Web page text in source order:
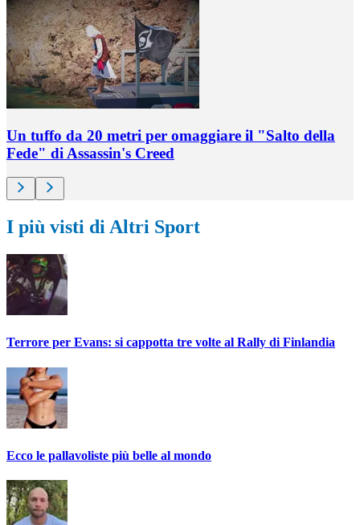
Un tuffo da 20 metri per omaggiare il "Salto della
Fede" di Assassin's Creed
I più visti di Altri Sport
Terrore per Evans: si cappotta tre volte al Rally di Finlandia
Ecco le pallavoliste più belle al mondo